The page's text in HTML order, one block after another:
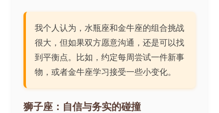
我个人认为，水瓶座和金牛座的组合挑战
很大，但如果双方愿意沟通，还是可以找
到平衡点。比如，约定每周尝试一件新事
物，或者金牛座学习接受一些小变化。
狮子座：自信与务实的碰撞